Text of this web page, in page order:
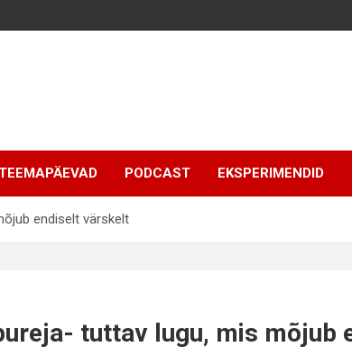
TEEMAPÄEVAD PODCAST EKSPERIMENDID
endiselt värskelt
tuttav lugu, mis mõjub